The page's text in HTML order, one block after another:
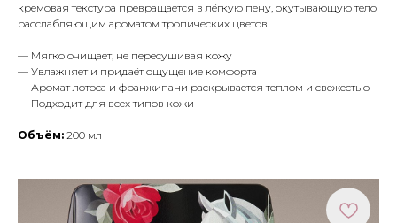
кремовая текстура превращается в лёгкую пену, окутывающую тело
расслабляющим ароматом тропических цветов.
— Мягко очищает, не пересушивая кожу
— Увлажняет и придаёт ощущение комфорта
— Аромат лотоса и франжипани раскрывается теплом и свежестью
— Подходит для всех типов кожи
Объём: 200 мл